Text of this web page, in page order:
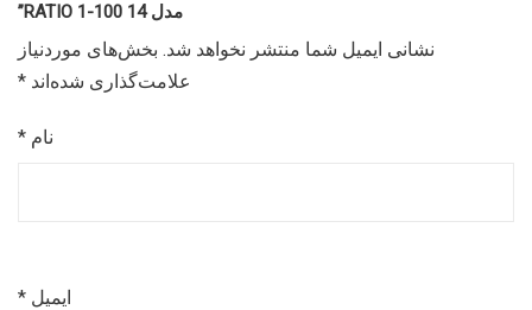
مدل 14 RATIO 1-100”
نشانی ایمیل شما منتشر نخواهد شد. بخش‌های موردنیاز
علامت‌گذاری شده‌اند *
نام *
ایمیل *